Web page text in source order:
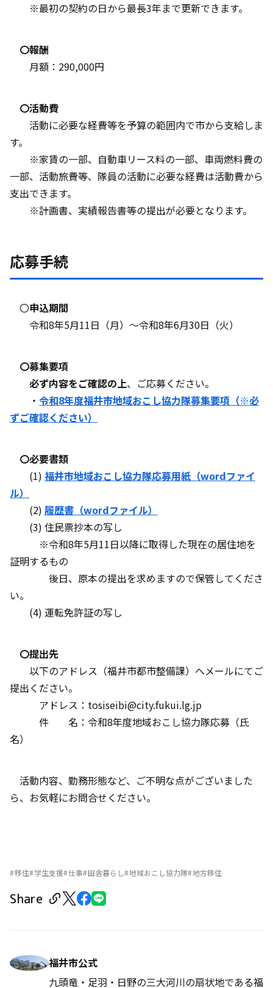
※最初の契約の日から最長3年まで更新できます。
〇報酬
月額：290,000円
〇活動費
活動に必要な経費等を予算の範囲内で市から支給しま
す。
※家賃の一部、自動車リース料の一部、車両燃料費の
一部、活動旅費等、隊員の活動に必要な経費は活動費から
支出できます。
※計画書、実績報告書等の提出が必要となります。
応募手続
〇申込期間
令和8年5月11日（月）～令和8年6月30日（火）
〇募集要項
必ず内容をご確認の上、ご応募ください。
・ 令和8年度福井市地域おこし協力隊募集要項（※必
ずご確認ください）
〇必要書類
(1) 福井市地域おこし協力隊応募用紙（wordファイ
ル）
(2) 履歴書（wordファイル）
(3) 住民票抄本の写し
※令和8年5月11日以降に取得した現在の居住地を
証明するもの
後日、原本の提出を求めますので保管してくださ
い。
(4) 運転免許証の写し
〇提出先
以下のアドレス（福井市都市整備課）へメールにてご
提出ください。
アドレス：tosiseibi@city.fukui.lg.jp
件 名：令和8年度地域おこし協力隊応募（氏
名）
活動内容、勤務形態など、ご不明な点がございました
ら、お気軽にお問合せください。
移住 学生支援 仕事 田舎暮らし 地域おこし協力隊 地方移住
Share
福井市公式
九頭竜・足羽・日野の三大河川の扇状地である福